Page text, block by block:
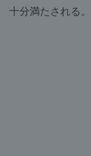
十分満たされる。